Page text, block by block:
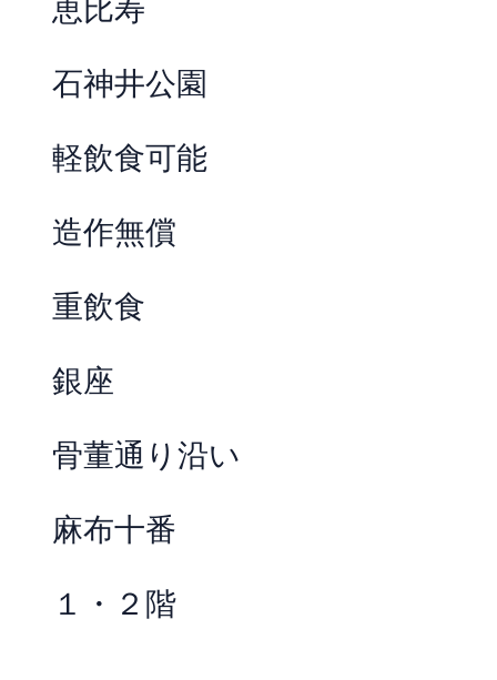
恵比寿
石神井公園
軽飲食可能
造作無償
重飲食
銀座
骨董通り沿い
麻布十番
１・２階